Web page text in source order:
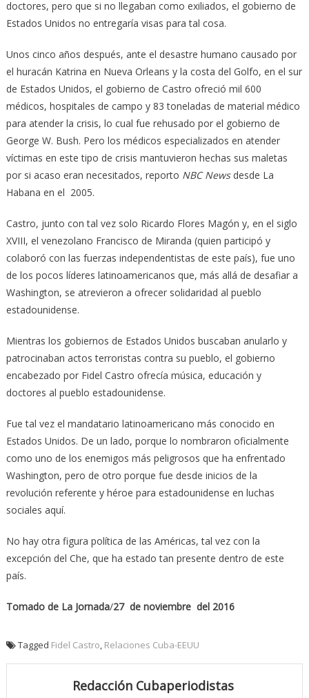
doctores, pero que si no llegaban como exiliados, el gobierno de
Estados Unidos no entregaría visas para tal cosa.
Unos cinco años después, ante el desastre humano causado por
el huracán Katrina en Nueva Orleans y la costa del Golfo, en el sur
de Estados Unidos, el gobierno de Castro ofreció mil 600
médicos, hospitales de campo y 83 toneladas de material médico
para atender la crisis, lo cual fue rehusado por el gobierno de
George W. Bush. Pero los médicos especializados en atender
víctimas en este tipo de crisis mantuvieron hechas sus maletas
por si acaso eran necesitados, reporto NBC Newsdesde La
Habana en el 2005.
Castro, junto con tal vez solo Ricardo Flores Magón y, en el siglo
XVIII, el venezolano Francisco de Miranda (quien participó y
colaboró con las fuerzas independentistas de este país), fue uno
de los pocos líderes latinoamericanos que, más allá de desafiar a
Washington, se atrevieron a ofrecer solidaridad al pueblo
estadounidense.
Mientras los gobiernos de Estados Unidos buscaban anularlo y
patrocinaban actos terroristas contra su pueblo, el gobierno
encabezado por Fidel Castro ofrecía música, educación y
doctores al pueblo estadounidense.
Fue tal vez el mandatario latinoamericano más conocido en
Estados Unidos. De un lado, porque lo nombraron oficialmente
como uno de los enemigos más peligrosos que ha enfrentado
Wa­shington, pero de otro porque fue desde inicios de la
revolución referente y héroe para estadounidense en luchas
sociales aquí.
No hay otra figura política de las Américas, tal vez con la
excepción del Che, que ha estado tan presente dentro de este
país.
Tomado de La Jornada/27 de noviembre del 2016
Tagged Fidel Castro, Relaciones Cuba-EEUU
Redacción Cubaperiodistas